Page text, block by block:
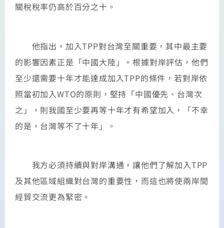
關稅稅率仍高於百分之十。
他指出，加入TPP對台灣至關重要，其中最主要
的影響因素正是「中國大陸」。根據對岸評估，他們
至少還需要十年才能達成加入TPP的條件，若對岸依
照當初加入WTO的原則，堅持「中國優先、台灣次
之」，則我國至少要再等十年才有希望加入，「不幸
的是，台灣等不了十年」。
我方必須持續與對岸溝通，讓他們了解加入TPP
及其他區域組織對台灣的重要性，而這也將使兩岸間
經貿交流更為緊密。